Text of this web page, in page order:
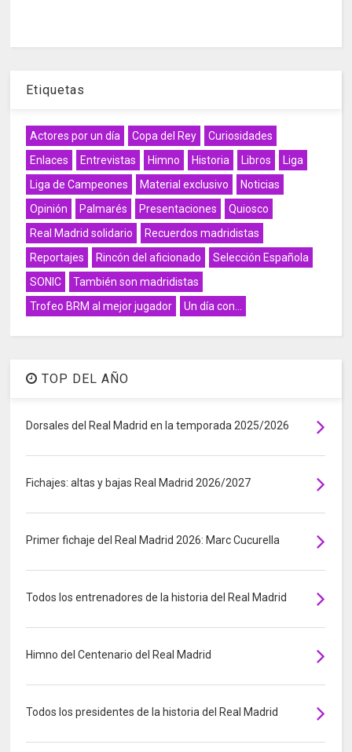
Etiquetas
Actores por un día Copa del Rey
Curiosidades
Enlaces
Entrevistas Himno Historia Libros
Liga
Liga de Campeones
Material exclusivo
Noticias
Opinión
Palmarés Presentaciones
Quiosco
Real Madrid solidario
Recuerdos madridistas
Reportajes
Rincón del aficionado
Selección Española
SONIC
También son madridistas
Trofeo BRM al mejor jugador
Un día con...
TOP DEL AÑO
Dorsales del Real Madrid en la temporada 2025/2026
Fichajes: altas y bajas Real Madrid 2026/2027
Primer fichaje del Real Madrid 2026: Marc Cucurella
Todos los entrenadores de la historia del Real Madrid
Himno del Centenario del Real Madrid
Todos los presidentes de la historia del Real Madrid